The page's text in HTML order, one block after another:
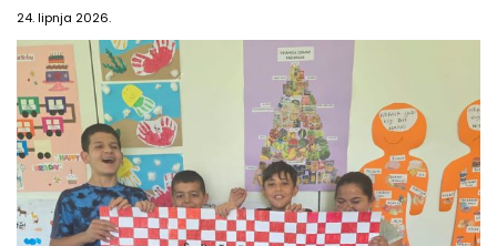
24. lipnja 2026.